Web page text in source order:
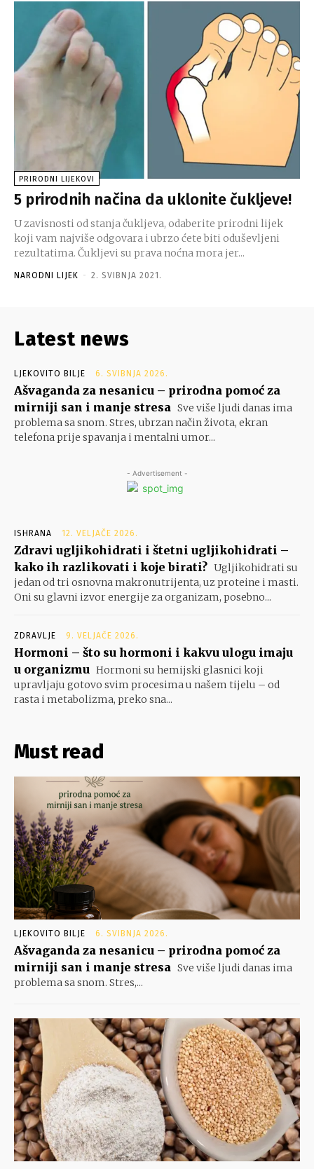
PRIRODNI LIJEKOVI
5 prirodnih načina da uklonite čukljeve!
U zavisnosti od stanja čukljeva, odaberite prirodni lijek
koji vam najviše odgovara i ubrzo ćete biti oduševljeni
rezultatima. Čukljevi su prava noćna mora jer...
NARODNI LIJEK - 2. SVIBNJA 2021.
Latest news
LJEKOVITO BILJE 6. SVIBNJA 2026.
Ašvaganda za nesanicu – prirodna pomoć za
mirniji san i manje stresa Sve više ljudi danas ima
problema sa snom. Stres, ubrzan način života, ekran
telefona prije spavanja i mentalni umor...
- Advertisement -
ISHRANA 12. VELJAČE 2026.
Zdravi ugljikohidrati i štetni ugljikohidrati –
kako ih razlikovati i koje birati? Ugljikohidrati su
jedan od tri osnovna makronutrijenta, uz proteine i masti.
Oni su glavni izvor energije za organizam, posebno...
ZDRAVLJE 9. VELJAČE 2026.
Hormoni – što su hormoni i kakvu ulogu imaju
u organizmu Hormoni su hemijski glasnici koji
upravljaju gotovo svim procesima u našem tijelu – od
rasta i metabolizma, preko sna...
Must read
LJEKOVITO BILJE 6. SVIBNJA 2026.
Ašvaganda za nesanicu – prirodna pomoć za
mirniji san i manje stresa Sve više ljudi danas ima
problema sa snom. Stres,...